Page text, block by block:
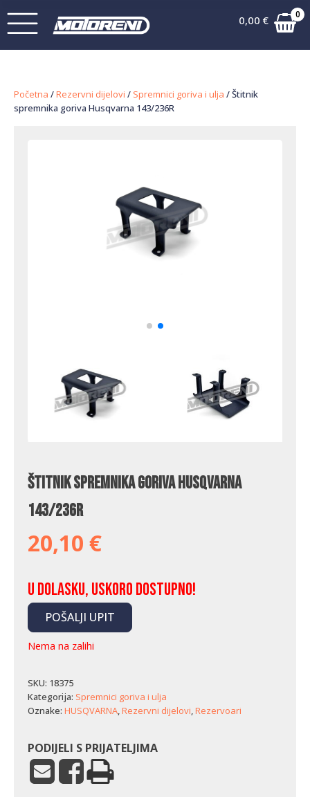
0,00 € 0
Početna /Rezervni dijelovi / Spremnici goriva i ulja / Štitnik
spremnika goriva Husqvarna 143/236R
Štitnik spremnika goriva Husqvarna
143/236R
20,10 €
U dolasku, uskoro dostupno!
POŠALJI UPIT
Nema na zalihi
SKU: 18375
Kategorija: Spremnici goriva i ulja
Oznake: HUSQVARNA,Rezervni dijelovi,Rezervoari
PODIJELI S PRIJATELJIMA